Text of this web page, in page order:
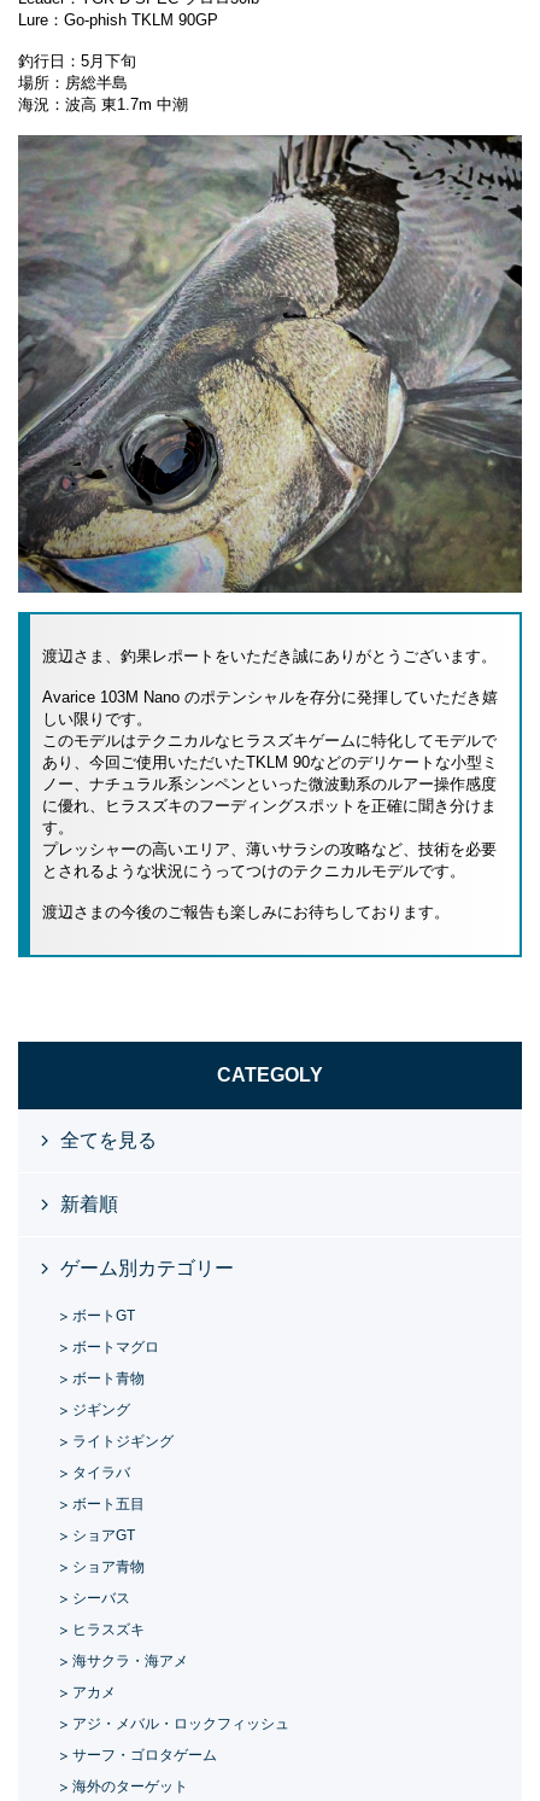
Lure：Go-phish TKLM 90GP
釣行日：5月下旬
場所：房総半島
海況：波高 東1.7m 中潮
渡辺さま、釣果レポートをいただき誠にありがとうございます。
Avarice 103M Nano のポテンシャルを存分に発揮していただき嬉
しい限りです。
このモデルはテクニカルなヒラスズキゲームに特化してモデルで
あり、今回ご使用いただいたTKLM 90などのデリケートな小型ミ
ノー、ナチュラル系シンペンといった微波動系のルアー操作感度
に優れ、ヒラスズキのフーディングスポットを正確に聞き分けま
す。
プレッシャーの高いエリア、薄いサラシの攻略など、技術を必要
とされるような状況にうってつけのテクニカルモデルです。
渡辺さまの今後のご報告も楽しみにお待ちしております。
CATEGOLY
全てを見る
新着順
ゲーム別カテゴリー
ボートGT
ボートマグロ
ボート青物
ジギング
ライトジギング
タイラバ
ボート五目
ショアGT
ショア青物
シーバス
ヒラスズキ
海サクラ・海アメ
アカメ
アジ・メバル・ロックフィッシュ
サーフ・ゴロタゲーム
海外のターゲット